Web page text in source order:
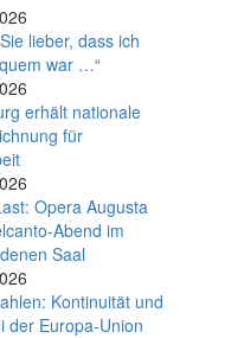
lieber, dass ich
war …“
erhält nationale
für
Opera Augusta
Abend im
Saal
Kontinuität und
der Europa-Union